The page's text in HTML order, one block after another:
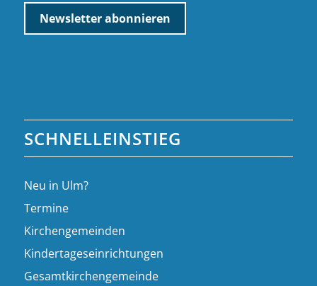
SCHNELLEINSTIEG
Neu in Ulm?
Termine
Kirchengemeinden
Kindertageseinrichtungen
Gesamtkirchengemeinde